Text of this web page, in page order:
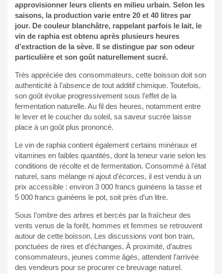
approvisionner leurs clients en milieu urbain. Selon les
saisons, la production varie entre 20 et 40 litres par
jour. De couleur blanchâtre, rappelant parfois le lait, le
vin de raphia est obtenu après plusieurs heures
d’extraction de la sève. Il se distingue par son odeur
particulière et son goût naturellement sucré.
Très appréciée des consommateurs, cette boisson doit son
authenticité à l’absence de tout additif chimique. Toutefois,
son goût évolue progressivement sous l’effet de la
fermentation naturelle. Au fil des heures, notamment entre
le lever et le coucher du soleil, sa saveur sucrée laisse
place à un goût plus prononcé.
Le vin de raphia contient également certains minéraux et
vitamines en faibles quantités, dont la teneur varie selon les
conditions de récolte et de fermentation. Consommé à l’état
naturel, sans mélange ni ajout d’écorces, il est vendu à un
prix accessible : environ 3 000 francs guinéens la tasse et
5 000 francs guinéens le pot, soit près d’un litre.
Sous l’ombre des arbres et bercés par la fraîcheur des
vents venus de la forêt, hommes et femmes se retrouvent
autour de cette boisson. Les discussions vont bon train,
ponctuées de rires et d’échanges. À proximité, d’autres
consommateurs, jeunes comme âgés, attendent l’arrivée
des vendeurs pour se procurer ce breuvage naturel.